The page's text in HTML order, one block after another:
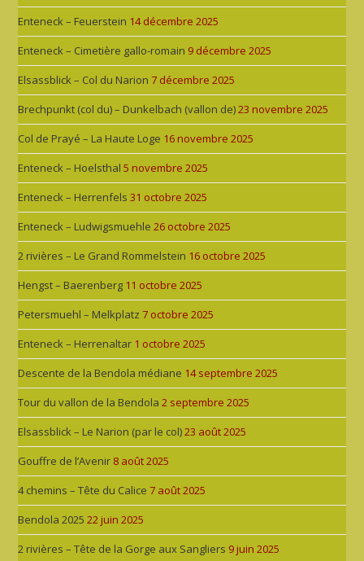
Enteneck – Feuerstein 14 décembre 2025
Enteneck – Cimetière gallo-romain 9 décembre 2025
Elsassblick – Col du Narion 7 décembre 2025
Brechpunkt (col du) – Dunkelbach (vallon de)23 novembre 2025
Col de Prayé – La Haute Loge 16 novembre 2025
Enteneck – Hoelsthal 5 novembre 2025
Enteneck – Herrenfels 31 octobre 2025
Enteneck – Ludwigsmuehle 26 octobre 2025
2 rivières – Le Grand Rommelstein 16 octobre 2025
Hengst – Baerenberg 11 octobre 2025
Petersmuehl – Melkplatz 7 octobre 2025
Enteneck – Herrenaltar 1 octobre 2025
Descente de la Bendola médiane 14 septembre 2025
Tour du vallon de la Bendola 2 septembre 2025
Elsassblick – Le Narion (par le col)23 août 2025
Gouffre de l’Avenir 8 août 2025
4 chemins – Tête du Calice 7 août 2025
Bendola 2025 22 juin 2025
2 rivières – Tête de la Gorge aux Sangliers 9 juin 2025